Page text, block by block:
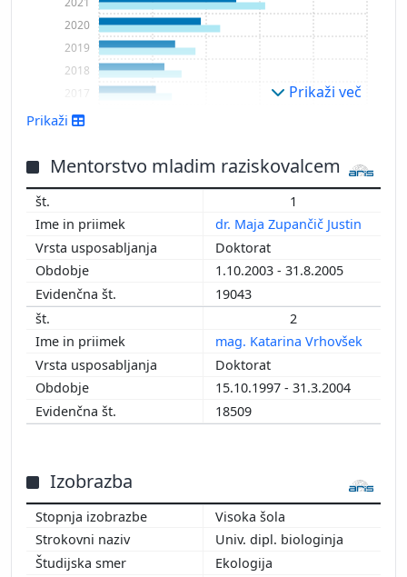
1997
1998
1999
2000
2003
2004
2005
2006
2008
2009
2010
2011
2014
2016
2017
2018
2019
2020
Prikaži več
Prikaži
Mentorstvo mladim raziskovalcem
1
dr. Maja Zupančič Justin
Doktorat
1.10.2003 - 31.8.2005
19043
2
mag. Katarina Vrhovšek
Doktorat
15.10.1997 - 31.3.2004
18509
Izobrazba
Visoka šola
Univ. dipl. biologinja
Ekologija